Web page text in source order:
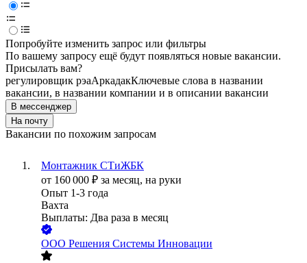
Попробуйте изменить запрос или фильтры
По вашему запросу ещё будут появляться новые вакансии.
Присылать вам?
регулировщик рэаАркадакКлючевые слова в названии
вакансии, в названии компании и в описании вакансии
В мессенджер
На почту
Вакансии по похожим запросам
Монтажник СТиЖБК
от 160 000 ₽ за месяц, на руки
Опыт 1-3 года
Вахта
Выплаты: Два раза в месяц
ООО Решения Системы Инновации